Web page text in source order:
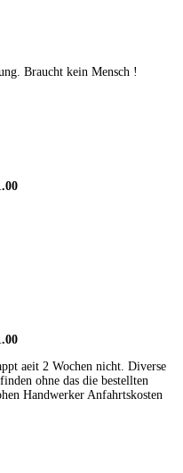
Braucht kein Mensch !
aeit 2 Wochen nicht. Diverse
ohne das die bestellten
Handwerker Anfahrtskosten